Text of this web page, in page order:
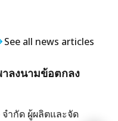
See all news articles
ลงนามข้อตกลง
จำกัด ผู้ผลิตและจัด